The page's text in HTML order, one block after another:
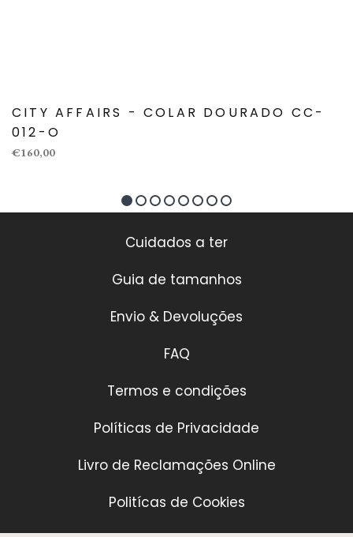
CITY AFFAIRS - COLAR DOURADO CC-
012-O
€160,00
Cuidados a ter
Guia de tamanhos
Envio & Devoluções
FAQ
Termos e condições
Políticas de Privacidade
Livro de Reclamações Online
Politícas de Cookies